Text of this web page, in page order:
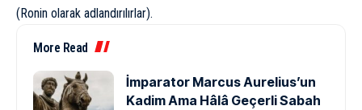
(Ronin olarak adlandırılırlar).
More Read
İmparator Marcus Aurelius’un
Kadim Ama Hâlâ Geçerli Sabah